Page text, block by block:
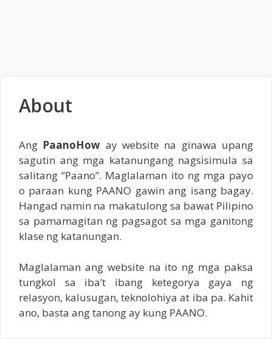
About
Ang PaanoHow ay website na ginawa upang
sagutin ang mga katanungang nagsisimula sa
salitang “Paano”. Maglalaman ito ng mga payo
o paraan kung PAANO gawin ang isang bagay.
Hangad namin na makatulong sa bawat Pilipino
sa pamamagitan ng pagsagot sa mga ganitong
klase ng katanungan.
Maglalaman ang website na ito ng mga paksa
tungkol sa iba’t ibang ketegorya gaya ng
relasyon, kalusugan, teknolohiya at iba pa. Kahit
ano, basta ang tanong ay kung PAANO.